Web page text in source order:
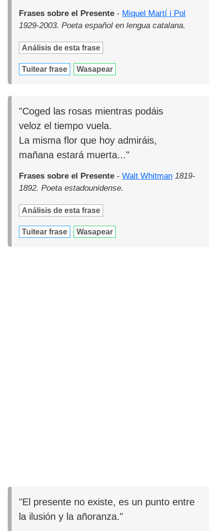
Frases sobre el Presente - Miquel Martí i Pol
1929-2003. Poeta español en lengua catalana.
Análisis de esta frase
Tuitear frase Wasapear
"Coged las rosas mientras podáis
veloz el tiempo vuela.
La misma flor que hoy admiráis,
mañana estará muerta..."
Frases sobre el Presente -Walt Whitman 1819-
1892. Poeta estadounidense.
Análisis de esta frase
Tuitear frase Wasapear
"El presente no existe, es un punto entre
la ilusión y la añoranza."